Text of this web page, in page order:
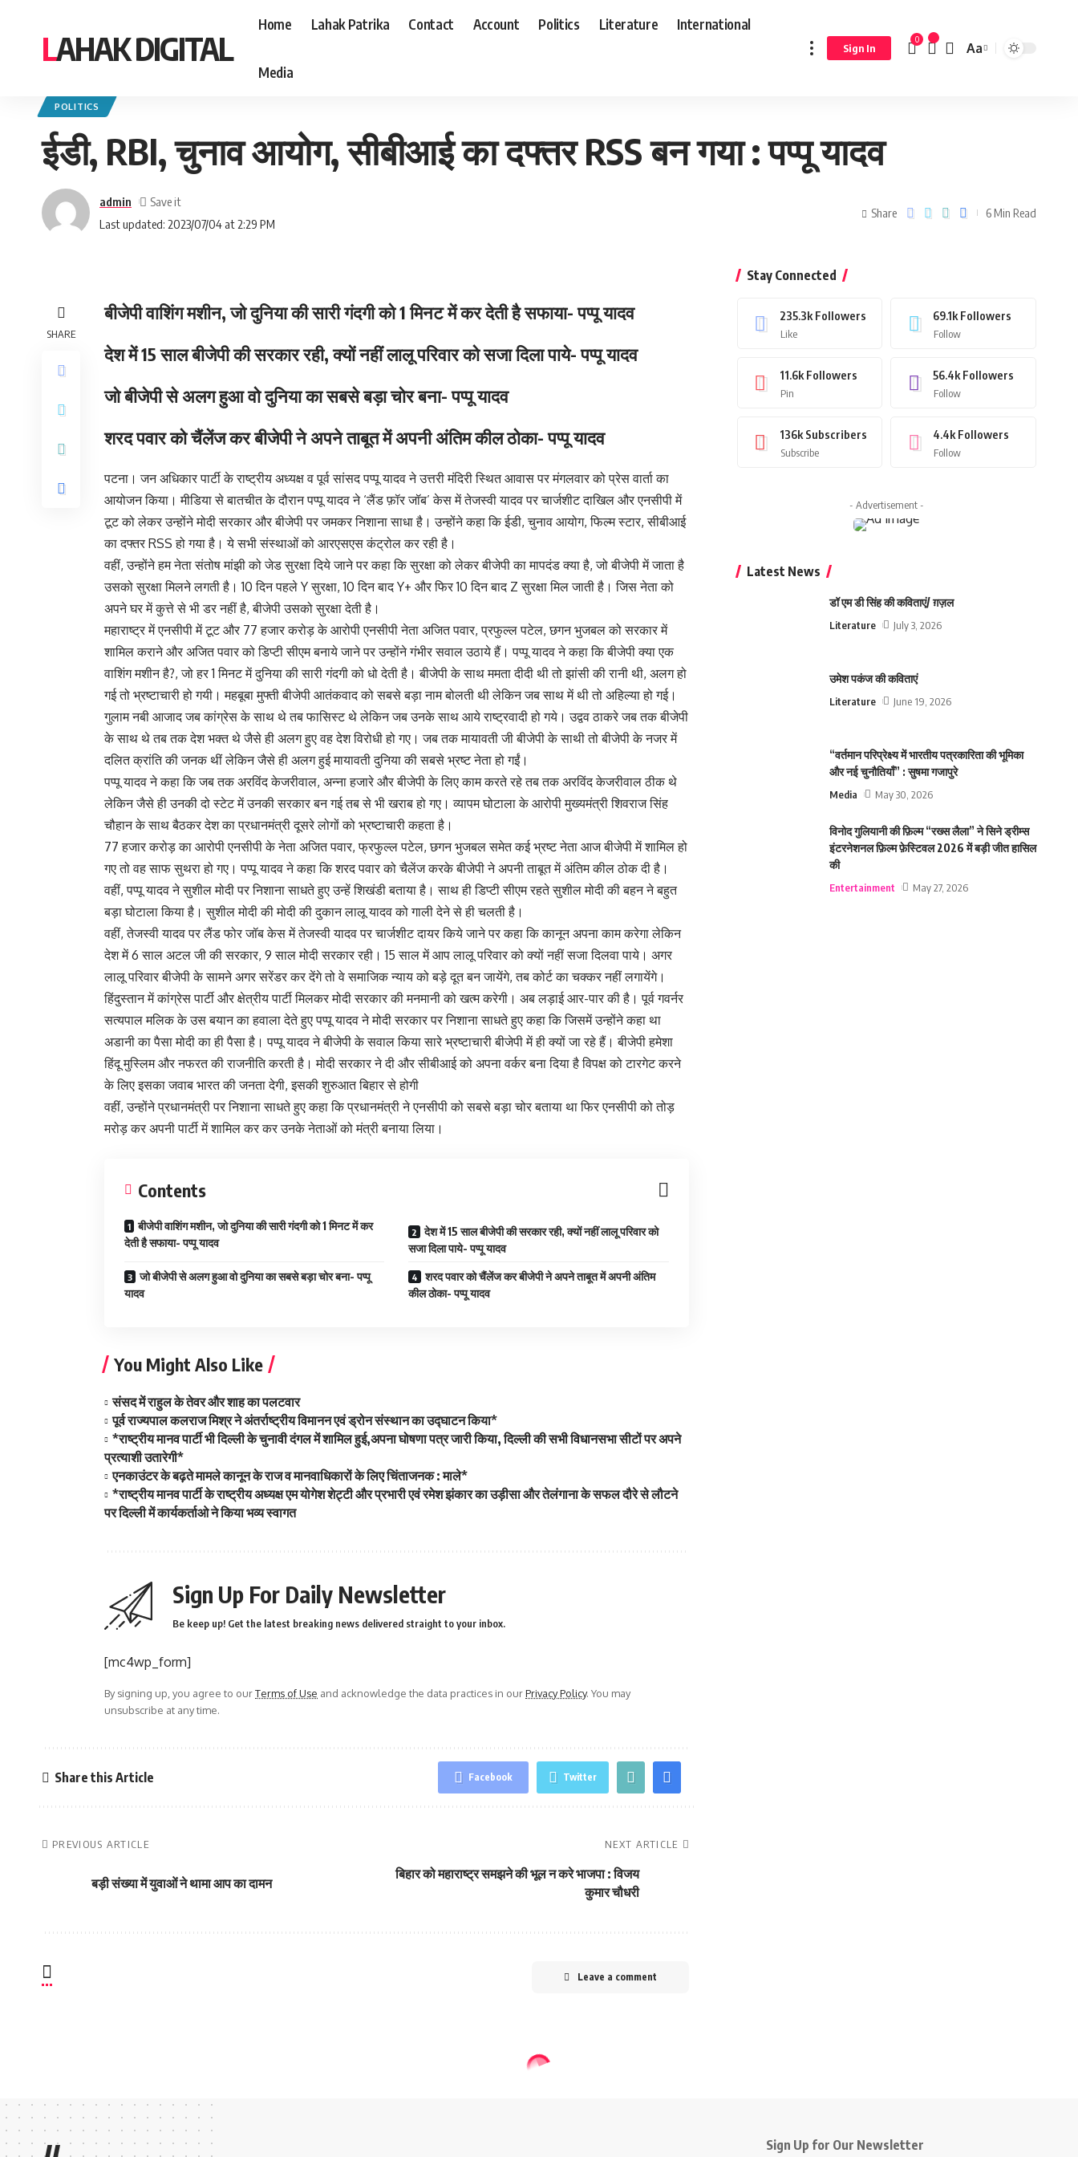
LAHAK DIGITAL
Home Lahak Patrika Contact Account Politics Literature International
Media
Sign In
0
Aa
ईडी, RBI, चुनाव आयोग, सीबीआई का दफ्तर RSS बन गया : पप्पू यादव
POLITICS
ईडी, RBI, चुनाव आयोग, सीबीआई का दफ्तर RSS बन गया : पप्पू यादव
Last updated: 2023/07/04 at 2:29 PM
admin
Share 6 Min Read
SHARE
बीजेपी वाशिंग मशीन, जो दुनिया की सारी गंदगी को 1 मिनट में कर देती है सफाया- पप्पू यादव
देश में 15 साल बीजेपी की सरकार रही, क्यों नहीं लालू परिवार को सजा दिला पाये- पप्पू यादव
जो बीजेपी से अलग हुआ वो दुनिया का सबसे बड़ा चोर बना- पप्पू यादव
शरद पवार को चैंलेंज कर बीजेपी ने अपने ताबूत में अपनी अंतिम कील ठोका- पप्पू यादव
पटना। जन अधिकार पार्टी के राष्ट्रीय अध्यक्ष व पूर्व सांसद पप्पू यादव ने उत्तरी मंदिरी स्थित आवास पर मंगलवार को प्रेस वार्ता का
आयोजन किया। मीडिया से बातचीत के दौरान पप्पू यादव ने ‘लैंड फ़ॉर जॉब’ केस में तेजस्वी यादव पर चार्जशीट दाखिल और एनसीपी में
टूट को लेकर उन्होंने मोदी सरकार और बीजेपी पर जमकर निशाना साधा है। उन्होंने कहा कि ईडी, चुनाव आयोग, फिल्म स्टार, सीबीआई
का दफ्तर RSS हो गया है। ये सभी संस्थाओं को आरएसएस कंट्रोल कर रही है।
वहीं, उन्होंने हम नेता संतोष मांझी को जेड सुरक्षा दिये जाने पर कहा कि सुरक्षा को लेकर बीजेपी का मापदंड क्या है, जो बीजेपी में जाता है
उसको सुरक्षा मिलने लगती है। 10 दिन पहले Y सुरक्षा, 10 दिन बाद Y+ और फिर 10 दिन बाद Z सुरक्षा मिल जाती है। जिस नेता को
अपने घर में कुत्ते से भी डर नहीं है, बीजेपी उसको सुरक्षा देती है।
महाराष्ट्र में एनसीपी में टूट और 77 हजार करोड़ के आरोपी एनसीपी नेता अजित पवार, प्रफुल्ल पटेल, छगन भुजबल को सरकार में
शामिल कराने और अजित पवार को डिप्टी सीएम बनाये जाने पर उन्होंने गंभीर सवाल उठाये हैं। पप्पू यादव ने कहा कि बीजेपी क्या एक
वाशिंग मशीन है?, जो हर 1 मिनट में दुनिया की सारी गंदगी को धो देती है। बीजेपी के साथ ममता दीदी थी तो झांसी की रानी थी, अलग हो
गई तो भ्रष्टाचारी हो गयी। महबूबा मुफ्ती बीजेपी आतंकवाद को सबसे बड़ा नाम बोलती थी लेकिन जब साथ में थी तो अहिल्या हो गई।
गुलाम नबी आजाद जब कांग्रेस के साथ थे तब फासिस्ट थे लेकिन जब उनके साथ आये राष्ट्रवादी हो गये। उद्वव ठाकरे जब तक बीजेपी
के साथ थे तब तक देश भक्त थे जैसे ही अलग हुए वह देश विरोधी हो गए। जब तक मायावती जी बीजेपी के साथी तो बीजेपी के नजर में
दलित क्रांति की जनक थीं लेकिन जैसे ही अलग हुई मायावती दुनिया की सबसे भ्रष्ट नेता हो गईं।
पप्पू यादव ने कहा कि जब तक अरविंद केजरीवाल, अन्ना हजारे और बीजेपी के लिए काम करते रहे तब तक अरविंद केजरीवाल ठीक थे
लेकिन जैसे ही उनकी दो स्टेट में उनकी सरकार बन गई तब से भी खराब हो गए। व्यापम घोटाला के आरोपी मुख्यमंत्री शिवराज सिंह
चौहान के साथ बैठकर देश का प्रधानमंत्री दूसरे लोगों को भ्रष्टाचारी कहता है।
77 हजार करोड़ का आरोपी एनसीपी के नेता अजित पवार, फ्रफुल्ल पटेल, छगन भुजबल समेत कई भ्रष्ट नेता आज बीजेपी में शामिल हो
गए तो वह साफ सुथरा हो गए। पप्पू यादव ने कहा कि शरद पवार को चैलेंज करके बीजेपी ने अपनी ताबूत में अंतिम कील ठोक दी है।
वहीं, पप्पू यादव ने सुशील मोदी पर निशाना साधते हुए उन्हें शिखंडी बताया है। साथ ही डिप्टी सीएम रहते सुशील मोदी की बहन ने बहुत
बड़ा घोटाला किया है। सुशील मोदी की मोदी की दुकान लालू यादव को गाली देने से ही चलती है।
वहीं, तेजस्वी यादव पर लैंड फोर जॉब केस में तेजस्वी यादव पर चार्जशीट दायर किये जाने पर कहा कि कानून अपना काम करेगा लेकिन
देश में 6 साल अटल जी की सरकार, 9 साल मोदी सरकार रही। 15 साल में आप लालू परिवार को क्यों नहीं सजा दिलवा पाये। अगर
लालू परिवार बीजेपी के सामने अगर सरेंडर कर देंगे तो वे समाजिक न्याय को बड़े दूत बन जायेंगे, तब कोर्ट का चक्कर नहीं लगायेंगे।
हिंदुस्तान में कांग्रेस पार्टी और क्षेत्रीय पार्टी मिलकर मोदी सरकार की मनमानी को खत्म करेगी। अब लड़ाई आर-पार की है। पूर्व गवर्नर
सत्यपाल मलिक के उस बयान का हवाला देते हुए पप्पू यादव ने मोदी सरकार पर निशाना साधते हुए कहा कि जिसमें उन्होंने कहा था
अडानी का पैसा मोदी का ही पैसा है। पप्पू यादव ने बीजेपी के सवाल किया सारे भ्रष्टाचारी बीजेपी में ही क्यों जा रहे हैं। बीजेपी हमेशा
हिंदू मुस्लिम और नफरत की राजनीति करती है। मोदी सरकार ने दी और सीबीआई को अपना वर्कर बना दिया है विपक्ष को टारगेट करने
के लिए इसका जवाब भारत की जनता देगी, इसकी शुरुआत बिहार से होगी
वहीं, उन्होंने प्रधानमंत्री पर निशाना साधते हुए कहा कि प्रधानमंत्री ने एनसीपी को सबसे बड़ा चोर बताया था फिर एनसीपी को तोड़
मरोड़ कर अपनी पार्टी में शामिल कर कर उनके नेताओं को मंत्री बनाया लिया।
Contents
बीजेपी वाशिंग मशीन, जो दुनिया की सारी गंदगी को 1 मिनट में कर
देती है सफाया- पप्पू यादव
देश में 15 साल बीजेपी की सरकार रही, क्यों नहीं लालू परिवार को
सजा दिला पाये- पप्पू यादव
जो बीजेपी से अलग हुआ वो दुनिया का सबसे बड़ा चोर बना- पप्पू
यादव
शरद पवार को चैंलेंज कर बीजेपी ने अपने ताबूत में अपनी अंतिम
कील ठोका- पप्पू यादव
You Might Also Like
संसद में राहुल के तेवर और शाह का पलटवार
पूर्व राज्यपाल कलराज मिश्र ने अंतर्राष्ट्रीय विमानन एवं ड्रोन संस्थान का उद्घाटन किया*
*राष्ट्रीय मानव पार्टी भी दिल्ली के चुनावी दंगल में शामिल हुई,अपना घोषणा पत्र जारी किया, दिल्ली की सभी विधानसभा सीटों पर अपने
प्रत्याशी उतारेगी*
एनकाउंटर के बढ़ते मामले कानून के राज व मानवाधिकारों के लिए चिंताजनक : माले*
*राष्ट्रीय मानव पार्टी के राष्ट्रीय अध्यक्ष एम योगेश शेट्टी और प्रभारी एवं रमेश झंकार का उड़ीसा और तेलंगाना के सफल दौरे से लौटने
पर दिल्ली में कार्यकर्ताओ ने किया भव्य स्वागत
Sign Up For Daily Newsletter
Be keep up! Get the latest breaking news delivered straight to your inbox.
[mc4wp_form]
By signing up, you agree to ourTerms of Use and acknowledge the data practices in ourPrivacy Policy. You may
unsubscribe at any time.
Share this Article Facebook Twitter
PREVIOUS ARTICLE
बड़ी संख्या में युवाओं ने थामा आप का दामन
NEXT ARTICLE
बिहार को महाराष्ट्र समझने की भूल न करे भाजपा : विजय
कुमार चौधरी
Leave a comment
Stay Connected
235.3k Followers
Like
69.1k Followers
Follow
11.6k Followers
Pin
56.4k Followers
Follow
136k Subscribers
Subscribe
4.4k Followers
Follow
- Advertisement -
Latest News
डॉ एम डी सिंह की कविताएं/ ग़ज़ल
Literature July 3, 2026
उमेश पकंज की कविताएं
Literature June 19, 2026
“वर्तमान परिप्रेक्ष्य में भारतीय पत्रकारिता की भूमिका
और नई चुनौतियाँ” : सुषमा गजापुरे
Media May 30, 2026
विनोद गुलियानी की फ़िल्म “रख्स लैला” ने सिने ड्रीम्स
इंटरनेशनल फ़िल्म फ़ेस्टिवल 2026 में बड़ी जीत हासिल
की
Entertainment May 27, 2026
Sign Up for Our Newsletter